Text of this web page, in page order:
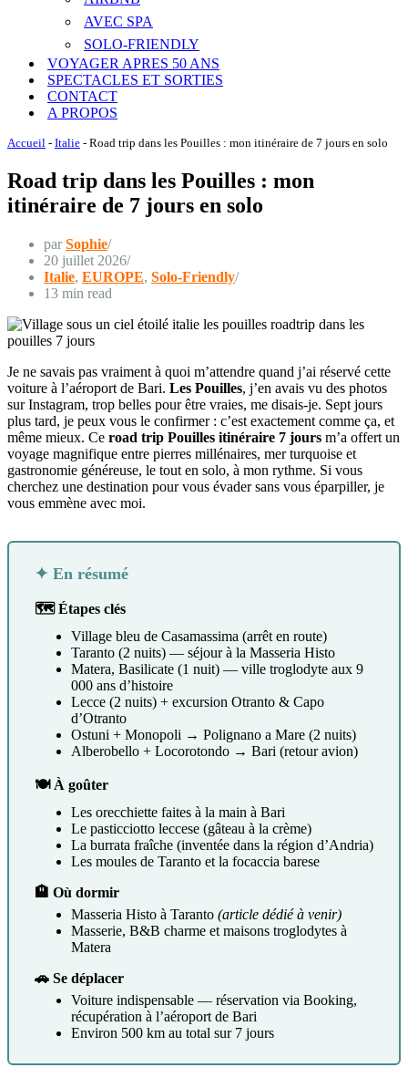
AVEC SPA
SOLO-FRIENDLY
VOYAGER APRES 50 ANS
SPECTACLES ET SORTIES
CONTACT
A PROPOS
Accueil - Italie - Road trip dans les Pouilles : mon itinéraire de 7 jours en solo
Road trip dans les Pouilles : mon
itinéraire de 7 jours en solo
parSophie
20 juillet 2026
Italie, EUROPE, Solo-Friendly
13 min read
Je ne savais pas vraiment à quoi m’attendre quand j’ai réservé cette
voiture à l’aéroport de Bari. Les Pouilles, j’en avais vu des photos
sur Instagram, trop belles pour être vraies, me disais-je. Sept jours
plus tard, je peux vous le confirmer : c’est exactement comme ça, et
même mieux. Ce road trip Pouilles itinéraire 7 jours m’a offert un
voyage magnifique entre pierres millénaires, mer turquoise et
gastronomie généreuse, le tout en solo, à mon rythme. Si vous
cherchez une destination pour vous évader sans vous éparpiller, je
vous emmène avec moi.
✦ En résumé
🗺 Étapes clés
Village bleu de Casamassima (arrêt en route)
Taranto (2 nuits) — séjour à la Masseria Histo
Matera, Basilicate (1 nuit) — ville troglodyte aux 9
000 ans d’histoire
Lecce (2 nuits) + excursion Otranto & Capo
d’Otranto
Ostuni + Monopoli → Polignano a Mare (2 nuits)
Alberobello + Locorotondo → Bari (retour avion)
🍽 À goûter
Les orecchiette faites à la main à Bari
Le pasticciotto leccese (gâteau à la crème)
La burrata fraîche (inventée dans la région d’Andria)
Les moules de Taranto et la focaccia barese
🏨 Où dormir
Masseria Histo à Taranto (article dédié à venir)
Masserie, B&B charme et maisons troglodytes à
Matera
🚗 Se déplacer
Voiture indispensable — réservation via Booking,
récupération à l’aéroport de Bari
Environ 500 km au total sur 7 jours